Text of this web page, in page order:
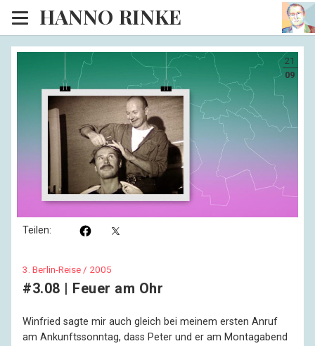
HANNO RINKE
Heim
EISINSEL
Sonntagspredigten
Blog
Lesesaal
Hörsaal
Kinosaal
Teilen:
21
09
3. Berlin-Reise / 2005
#3.08 | Feuer am Ohr
Winfried sagte mir auch gleich bei meinem ersten Anruf
am Ankunftssonntag, dass Peter und er am Montagabend